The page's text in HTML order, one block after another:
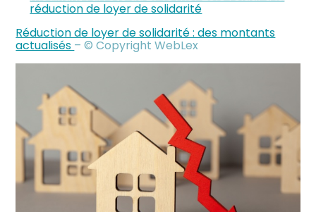
réduction de loyer de solidarité
Réduction de loyer de solidarité : des montants
actualisés – © Copyright WebLex